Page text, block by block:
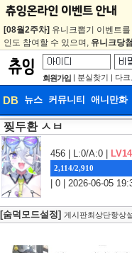
[08월2주차] 유니크뽑기 이벤트
인도 참여할 수 있으며, 유니크당
회원가입 | 분실찾기 | 다크
DB 뉴스 커뮤니티 애니만화
DB
웹툰 이미
찢두환 ㅅㅂ
456 | L:0/A:0 |
2,114/2,910
| 0 | 2026-06-05
[숨덕모드설정] 게시판최상단항상